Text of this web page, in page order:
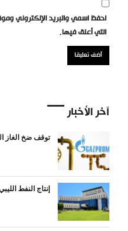
احفظ اسمي والبريد الإلكتروني
التي أعلق فيها.
آخر الأخبار
توقف ضخ الغاز
إنتاج النفط